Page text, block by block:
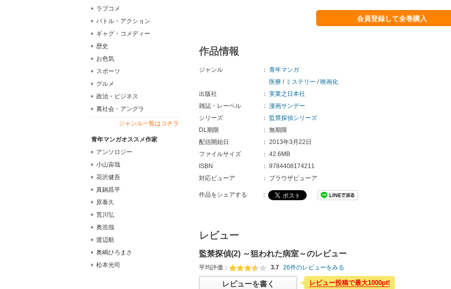
ラブコメ
バトル・アクション
ギャグ・コメディー
歴史
お色気
スポーツ
グルメ
政治・ビジネス
裏社会・アングラ
ジャンル一覧はコチラ
青年マンガオススメ作家
アンソロジー
小山宙哉
花沢健吾
真鍋昌平
原泰久
荒川弘
奥浩哉
渡辺航
奥嶋ひろまさ
松本光司
会員登録して全巻購入
作品情報
ジャンル ： 青年マンガ
医療 / ミステリー /映画化
出版社
： 実業之日本社
雑誌・レーベル
： 漫画サンデー
シリーズ
：
監禁探偵シリーズ
DL期限
： 無期限
配信開始日
： 2013年3月22日
ファイルサイズ
： 42.6MB
ISBN
： 9784408174211
対応ビューア
： ブラウザビューア
作品をシェアする ：
レビュー
監禁探偵(2) ～狙われた病室～のレビュー
平均評価： 3.7 26件のレビューをみる
レビューを書く レビュー投稿で最大1000pt!